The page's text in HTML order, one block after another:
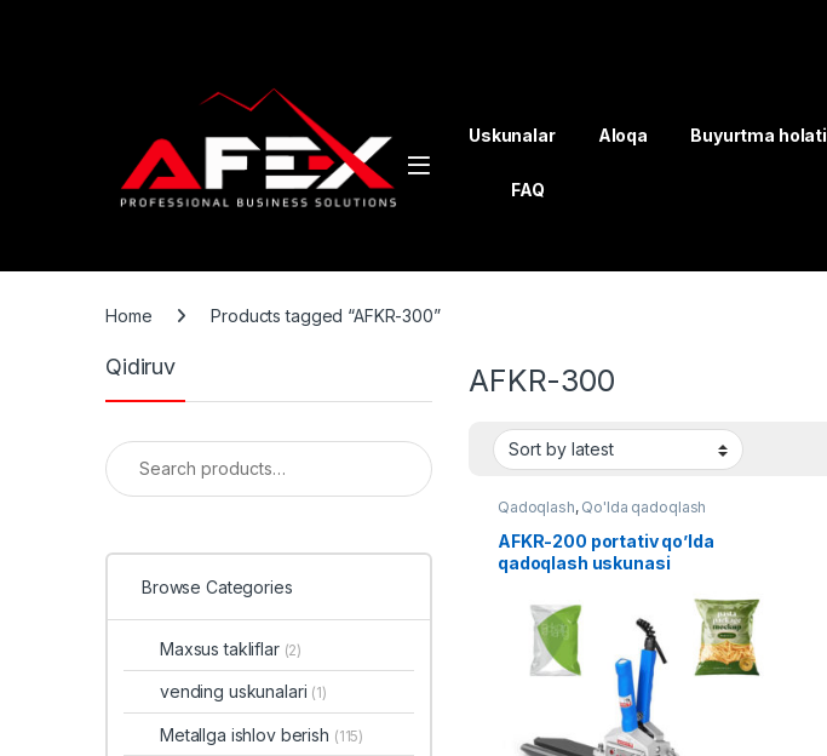
Uskunalar Aloqa Buyurtma holati
FAQ
Home Products tagged “AFKR-300”
AFKR-300
Qadoqlash, Qo'lda qadoqlash
AFKR-200 portativ qo’lda
qadoqlash uskunasi
Qidiruv
Search for:
Browse Categories
Maxsus takliflar (2)
vending uskunalari (1)
Metallga ishlov berish (115)